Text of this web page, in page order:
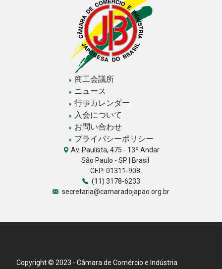
商工会議所
ニュース
行事カレンダー
入会について
お問い合わせ
プライバシーポリシー
Av. Paulista, 475 - 13º Andar
São Paulo - SP | Brasil
CEP: 01311-908
(11) 3178-6233
secretaria@camaradojapao.org.br
Copyright © 2023 - Câmara de Comércio e Indústria